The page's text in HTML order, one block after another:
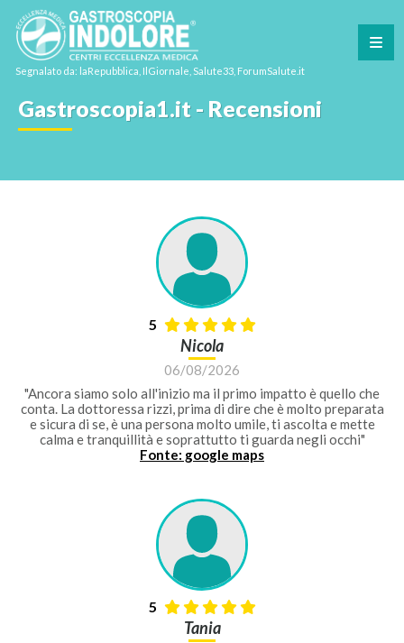
Segnalato da: laRepubblica, IlGiornale, Salute33, ForumSalute.it
Gastroscopia1.it - Recensioni
5
Nicola
06/08/2026
"Ancora siamo solo all'inizio ma il primo impatto è quello che
conta. La dottoressa rizzi, prima di dire che è molto preparata
e sicura di se, è una persona molto umile, ti ascolta e mette
calma e tranquillità e soprattutto ti guarda negli occhi"
Fonte: google maps
5
Tania